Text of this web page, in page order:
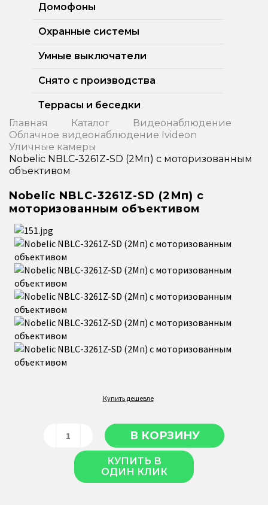
Домофоны
Охранные системы
Умные выключатели
Снято с производства
Террасы и беседки
Главная
Каталог
Видеонаблюдение
Облачное видеонаблюдение Ivideon
Уличные камеры
Nobelic NBLC-3261Z-SD (2Мп) с моторизованным
объективом
Nobelic NBLC-3261Z-SD (2Мп) с
моторизованным объективом
Купить дешевле
КУПИТЬ В
ОДИН КЛИК